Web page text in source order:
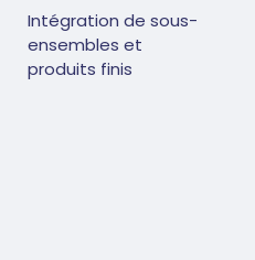
Intégration de sous-
ensembles et
produits finis